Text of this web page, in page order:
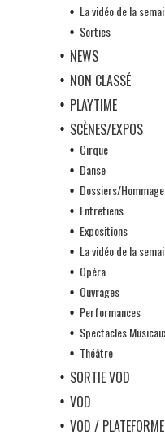
La vidéo de la
Sorties
NEWS
NON CLASSÉ
PLAYTIME
SCÈNES/EXPOS
Cirque
Danse
Dossiers/
Entretiens
Expositions
La vidéo de la
Opéra
Ouvrages
Performances
Spectacles
Théâtre
SORTIE VOD
VOD
VOD / PLATEFORME